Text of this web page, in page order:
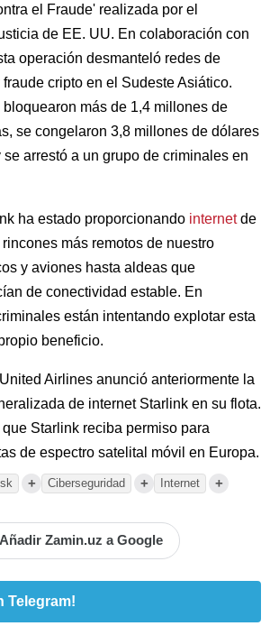
el Fraude' realizada por el
de EE. UU. En colaboración con
operación desmanteló redes de
cripto en el Sudeste Asiático.
más de 1,4 millones de
se congelaron 3,8 millones de dólares
arrestó a un grupo de criminales en
ha estado proporcionando internetde
más remotos de nuestro
y aviones hasta aldeas que
de conectividad estable. En
están intentando explotar esta
beneficio.
Airlines anunció anteriormente la
de internet Starlink en su flota.
Starlink reciba permiso para
de espectro satelital móvil en Europa.
+ Ciberseguridad + Internet +
Zamin.uz a Google
Telegram!